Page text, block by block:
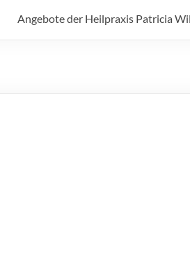
Angebote der Heilpraxis Patricia